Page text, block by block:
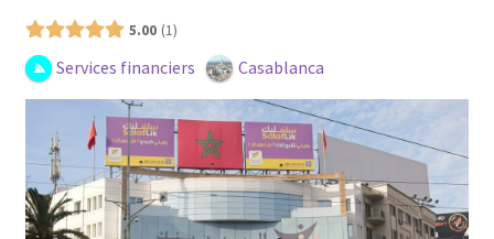
Mon compte 5.00 1
Services financiers Casablanca